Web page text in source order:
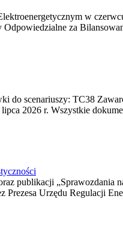
w
za
do scenariuszy: TC38
2026 r. Wszystkie
publikacji
Prezesa Urzędu Regulacji